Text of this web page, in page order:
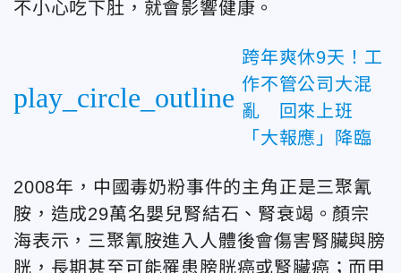
不小心吃下肚，就會影響健康。
play_circle_outline
跨年爽休9天！工
作不管公司大混
亂 回來上班
「大報應」降臨
2008年，中國毒奶粉事件的主角正是三聚氰
胺，造成29萬名嬰兒腎結石、腎衰竭。顏宗
海表示，三聚氰胺進入人體後會傷害腎臟與膀
胱，長期甚至可能罹患膀胱癌或腎臟癌；而甲